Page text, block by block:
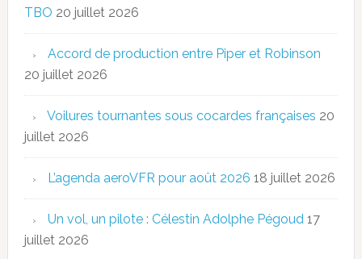
TBO 20 juillet 2026
Accord de production entre Piper et Robinson
20 juillet 2026
Voilures tournantes sous cocardes françaises 20
juillet 2026
L’agenda aeroVFR pour août 2026 18 juillet 2026
Un vol, un pilote : Célestin Adolphe Pégoud 17
juillet 2026